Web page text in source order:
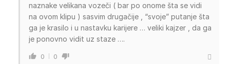
naznake velikana vozeči ( bar po onome šta se vidi
na ovom klipu ) sasvim drugačije , “svoje” putanje šta
ga je krasilo i u nastavku karijere … veliki kajzer , da ga
je ponovno vidit uz staze ….
0 0